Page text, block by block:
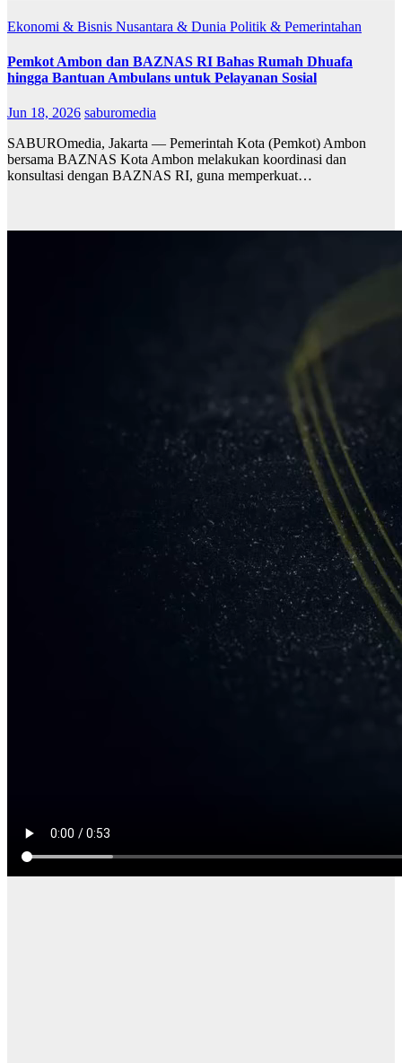
Ekonomi & Bisnis Nusantara & Dunia Politik & Pemerintahan
Pemkot Ambon dan BAZNAS RI Bahas Rumah Dhuafa
hingga Bantuan Ambulans untuk Pelayanan Sosial
Jun 18, 2026 saburomedia
SABUROmedia, Jakarta — Pemerintah Kota (Pemkot) Ambon
bersama BAZNAS Kota Ambon melakukan koordinasi dan
konsultasi dengan BAZNAS RI, guna memperkuat…